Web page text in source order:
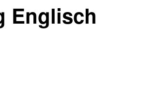
Englisch